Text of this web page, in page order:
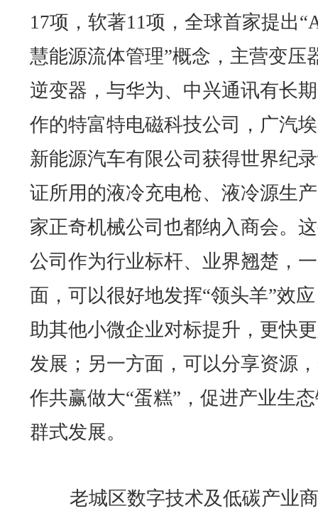
17项，软著11项，全球首家提出
慧能源流体管理”概念，主营变压
逆变器，与华为、中兴通讯有长
作的特富特电磁科技公司，广汽
新能源汽车有限公司获得世界纪
证所用的液冷充电枪、液冷源生
家正奇机械公司也都纳入商会。
公司作为行业标杆、业界翘楚，
面，可以很好地发挥“领头羊”效
助其他小微企业对标提升，更快
发展；另一方面，可以分享资源
作共赢做大“蛋糕”，促进产业生
群式发展。
老城区数字技术及低碳产业